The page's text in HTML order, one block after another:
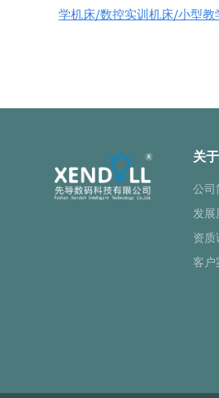
学机床/数控实训机床/小型
关
公司
发展
资质
客户